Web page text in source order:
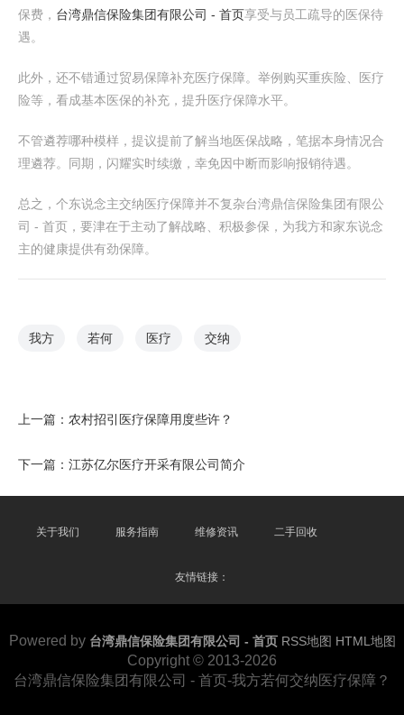
保费， 台湾鼎信保险集团有限公司 - 首页享受与员工疏导的医保待
遇。
此外，还不错通过贸易保障补充医疗保障。举例购买重疾险、医疗
险等，看成基本医保的补充，提升医疗保障水平。
不管遴荐哪种模样，提议提前了解当地医保战略，笔据本身情况合
理遴荐。同期，闪耀实时续缴，幸免因中断而影响报销待遇。
总之，个东说念主交纳医疗保障并不复杂台湾鼎信保险集团有限公
司 - 首页，要津在于主动了解战略、积极参保，为我方和家东说念
主的健康提供有劲保障。
我方 若何 医疗 交纳
上一篇： 农村招引医疗保障用度些许？
下一篇： 江苏亿尔医疗开采有限公司简介
关于我们 服务指南 维修资讯 二手回收
友情链接：
Powered by 台湾鼎信保险集团有限公司 - 首页 RSS地图 HTML地图
Copyright © 2013-2026
台湾鼎信保险集团有限公司 - 首页-我方若何交纳医疗保障？